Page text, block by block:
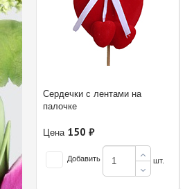
Сердечки с лентами на
палочке
Цена 150 ₽
Добавить шт.